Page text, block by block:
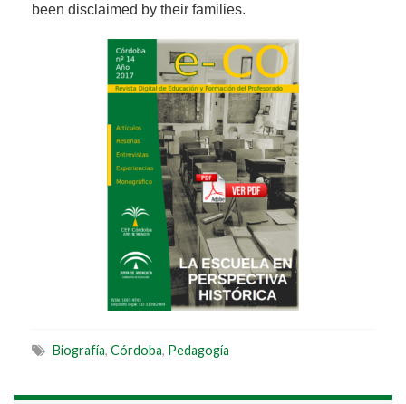
been disclaimed by their families.
Biografía, Córdoba, Pedagogía